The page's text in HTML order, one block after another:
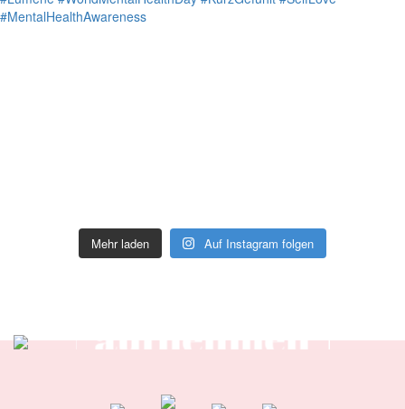
Mehr laden Auf Instagram folgen
aufnehmen
Zum Kontakt